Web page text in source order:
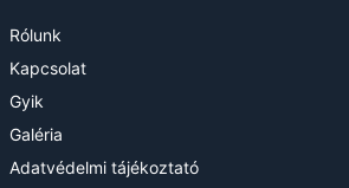
Rólunk
Kapcsolat
Gyik
Galéria
Adatvédelmi tájékoztató